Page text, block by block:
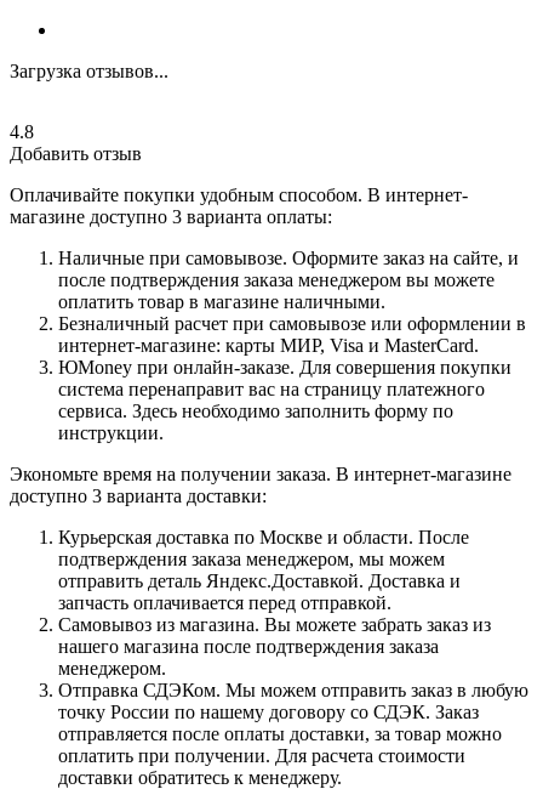
Загрузка отзывов...
4.8
Добавить отзыв
Оплачивайте покупки удобным способом. В интернет-
магазине доступно 3 варианта оплаты:
Наличные при самовывозе. Оформите заказ на сайте, и
после подтверждения заказа менеджером вы можете
оплатить товар в магазине наличными.
Безналичный расчет при самовывозе или оформлении в
интернет-магазине: карты МИР, Visa и MasterCard.
ЮMoney при онлайн-заказе. Для совершения покупки
система перенаправит вас на страницу платежного
сервиса. Здесь необходимо заполнить форму по
инструкции.
Экономьте время на получении заказа. В интернет-магазине
доступно 3 варианта доставки:
Курьерская доставка по Москве и области. После
подтверждения заказа менеджером, мы можем
отправить деталь Яндекс.Доставкой. Доставка и
запчасть оплачивается перед отправкой.
Самовывоз из магазина. Вы можете забрать заказ из
нашего магазина после подтверждения заказа
менеджером.
Отправка СДЭКом. Мы можем отправить заказ в любую
точку России по нашему договору со СДЭК. Заказ
отправляется после оплаты доставки, за товар можно
оплатить при получении. Для расчета стоимости
доставки обратитесь к менеджеру.